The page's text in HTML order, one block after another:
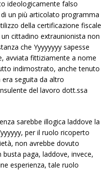
ideologicamente falso
un più articolato programma
della certificazione fiscale
cittadino extraunionista non
che Yyyyyyyy sapesse
avviata fittiziamente a nome
indimostrato, anche tenuto
seguita da altro
del lavoro dott.ssa
sarebbe illogica laddove la
per il ruolo ricoperto
non avrebbe dovuto
paga, laddove, invece,
esperienza, tale ruolo